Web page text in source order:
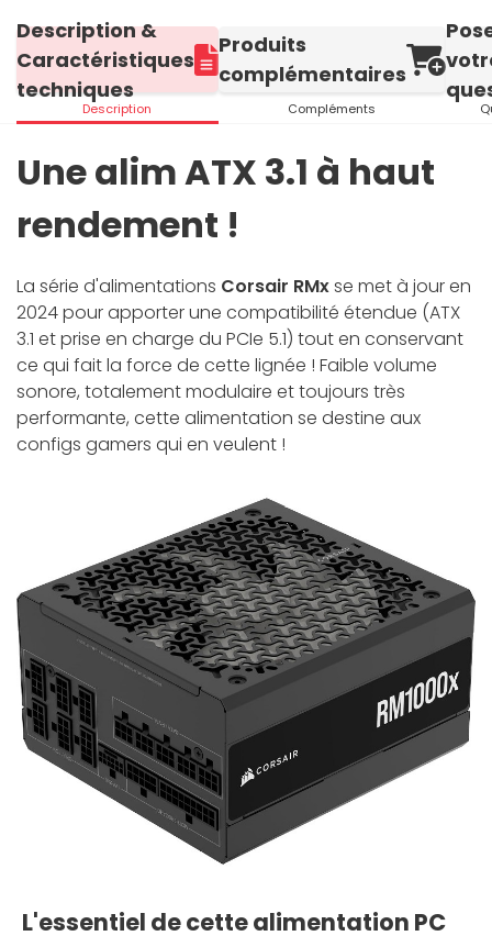
Description &
Caractéristiques
techniques
Description
Produits
complémentaires
Compléments
Une alim ATX 3.1 à haut
rendement !
La série d'alimentations Corsair RMxse met à jour en
2024 pour apporter une compatibilité étendue (ATX
3.1 et prise en charge du PCIe 5.1) tout en conservant
ce qui fait la force de cette lignée ! Faible volume
sonore, totalement modulaire et toujours très
performante, cette alimentation se destine aux
configs gamers qui en veulent !
L'essentiel de cette alimentation PC